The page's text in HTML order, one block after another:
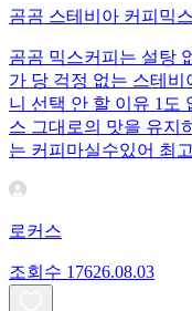
곰곰 스테비아 커피믹스
곰곰 믹스커피는 설탕
가 당 걱정 없는 스테
니 선택 안 할 이유 1도
스 그대로의 맛을 유지
는 커피마실수있어
로커스
조회수 17626.08.03